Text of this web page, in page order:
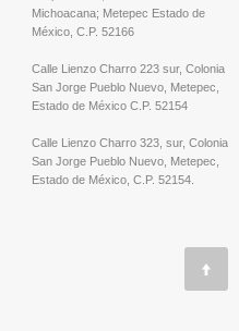
Michoacana; Metepec Estado de
México, C.P. 52166
Calle Lienzo Charro 223 sur, Colonia
San Jorge Pueblo Nuevo, Metepec,
Estado de México C.P. 52154
Calle Lienzo Charro 323, sur, Colonia
San Jorge Pueblo Nuevo, Metepec,
Estado de México, C.P. 52154.